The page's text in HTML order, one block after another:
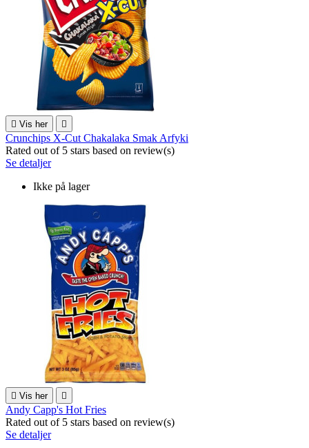
 Vis her 
Crunchips X-Cut Chakalaka Smak Arfyki
Rated out of 5 stars based on review(s)
Se detaljer
Ikke på lager
 Vis her 
Andy Capp's Hot Fries
Rated out of 5 stars based on review(s)
Se detaljer